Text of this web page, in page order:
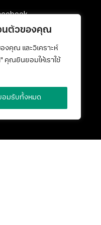
นตัวของคุณ
งคุณ และวิเคราะห์
คุณยินยอมให้เราใช้
อมรับทั้งหมด